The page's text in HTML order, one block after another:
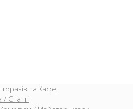
та Кафе
/ Статті